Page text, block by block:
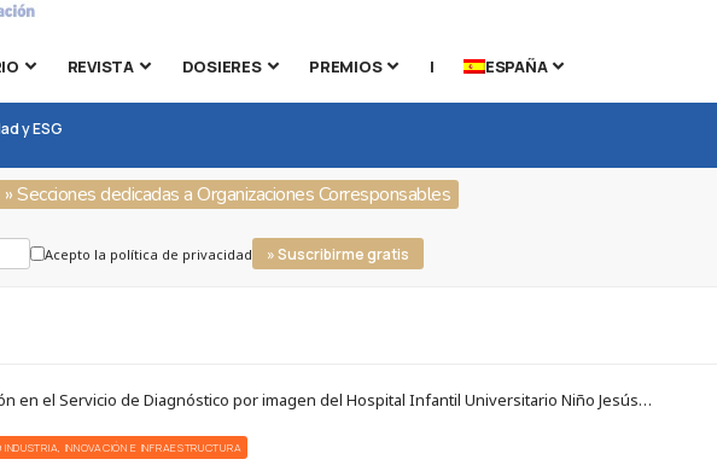
REVISTA DOSIERES PREMIOS | ESPAÑA
y ESG
» Secciones dedicadas a Organizaciones Corresponsables
Acepto la política de privacidad » Suscribirme gratis
Corresponsables > Noticias > Fujifilm instala dos nuevos equipos digitales y lleva a cabo un proyecto de humanización en el Servicio de Diagnóstico por imagen del Hospital Infantil Universitario Niño Jesús de Madrid
INDUSTRIA, INNOVACIÓN E INFRAESTRUCTURA